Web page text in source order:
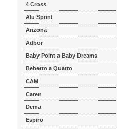
4 Cross
Alu Sprint
Arizona
Adbor
Baby Point a Baby Dreams
Bebetto a Quatro
CAM
Caren
Dema
Espiro